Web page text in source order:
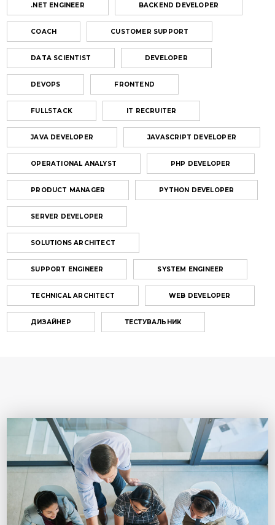
.NET ENGINEER BACKEND DEVELOPER
COACH CUSTOMER SUPPORT
DATA SCIENTIST DEVELOPER
DEVOPS FRONTEND
FULLSTACK IT RECRUITER
JAVA DEVELOPER JAVASCRIPT DEVELOPER
OPERATIONAL ANALYST PHP DEVELOPER
PRODUCT MANAGER PYTHON DEVELOPER
SERVER DEVELOPER
SOLUTIONS ARCHITECT
SUPPORT ENGINEER SYSTEM ENGINEER
TECHNICAL ARCHITECT WEB DEVELOPER
ДИЗАЙНЕР ТЕСТУВАЛЬНИК